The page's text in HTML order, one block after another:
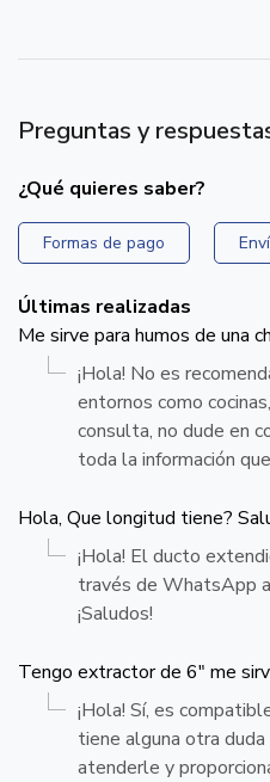
Preguntas y
¿Qué quieres saber?
Formas de pago
Últimas realizadas
Me sirve para humos de una
¡Hola! No es
entornos como
consulta, no dude en
toda la información
Hola, Que longitud tiene?
¡Hola! El ducto
través de WhatsApp
¡Saludos!
Tengo extractor de 6" me
¡Hola! Sí, es
tiene alguna otra
atenderle y